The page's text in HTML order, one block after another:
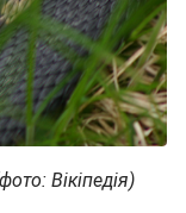
Вікіпедія)